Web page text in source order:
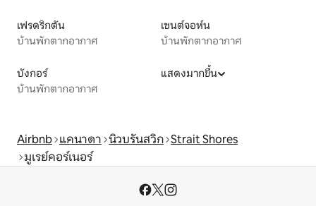
เฟรดริกตัน
บ้านพักตากอากาศ
เซนต์จอห์น
บ้านพักตากอากาศ
บังกอร์
บ้านพักตากอากาศ
แสดงมากขึ้น
Airbnb แคนาดา นิวบรันสวิก Strait Shores
มูเรย์คอร์เนอร์